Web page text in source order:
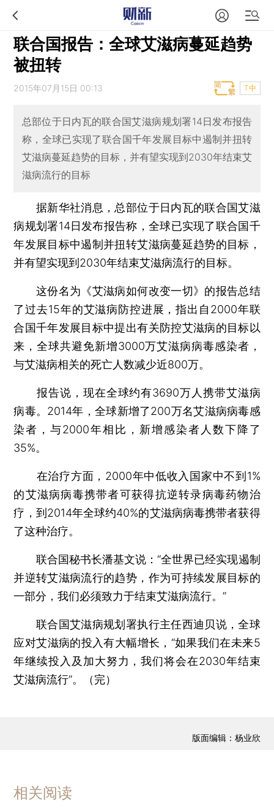
联合国报告：全球艾滋病蔓延趋势
被扭转
2015年07月15日 00:13 T中
总部位于日内瓦的联合国艾滋病规划署14日发布报告
称，全球已实现了联合国千年发展目标中遏制并扭转
艾滋病蔓延趋势的目标，并有望实现到2030年结束艾
滋病流行的目标
据新华社消息，总部位于日内瓦的联合国艾滋
病规划署14日发布报告称，全球已实现了联合国千
年发展目标中遏制并扭转艾滋病蔓延趋势的目标，
并有望实现到2030年结束艾滋病流行的目标。
这份名为《艾滋病如何改变一切》的报告总结
了过去15年的艾滋病防控进展，指出自2000年联
合国千年发展目标中提出有关防控艾滋病的目标以
来，全球共避免新增3000万艾滋病病毒感染者，
与艾滋病相关的死亡人数减少近800万。
报告说，现在全球约有3690万人携带艾滋病
病毒。2014年，全球新增了200万名艾滋病病毒感
染者，与2000年相比，新增感染者人数下降了
35%。
在治疗方面，2000年中低收入国家中不到1%
的艾滋病病毒携带者可获得抗逆转录病毒药物治
疗，到2014年全球约40%的艾滋病病毒携带者获得
了这种治疗。
联合国秘书长潘基文说：“全世界已经实现遏制
并逆转艾滋病流行的趋势，作为可持续发展目标的
一部分，我们必须致力于结束艾滋病流行。”
联合国艾滋病规划署执行主任西迪贝说，全球
应对艾滋病的投入有大幅增长，“如果我们在未来5
年继续投入及加大努力，我们将会在2030年结束
艾滋病流行”。（完）
版面编辑：杨业欣
相关阅读